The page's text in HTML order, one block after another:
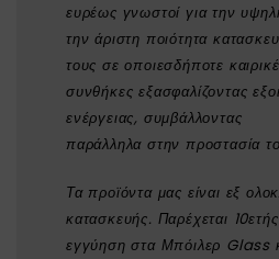
ευρέως γνωστοί για την
την άριστη ποιότητα
τους σε οποιεσδήποτε
συνθήκες εξασφαλίζοντας
ενέργειας, συμβάλλοντας
παράλληλα στην προστασία
Τα προϊόντα μας είναι εξ
κατασκευής. Παρέχεται
εγγύηση στα Μπόιλερ Glass